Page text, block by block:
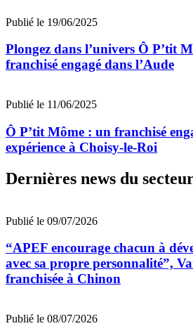
Publié le 19/06/2025
Plongez dans l’univers Ô P’tit
franchisé engagé dans l’Aude
Publié le 11/06/2025
Ô P’tit Môme : un franchisé
expérience à Choisy-le-Roi
Dernières news du
Publié le 09/07/2026
“APEF encourage chacun à
avec sa propre personnalité”,
franchisée à Chinon
Publié le 08/07/2026